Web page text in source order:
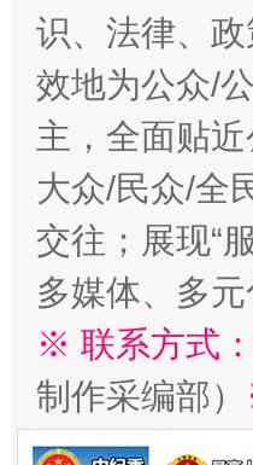
识、法律、
效地为公众/
主，全面贴
大众/民众/全
交往；展现“
多媒体、多
※ 联系方式：
制作采编部）